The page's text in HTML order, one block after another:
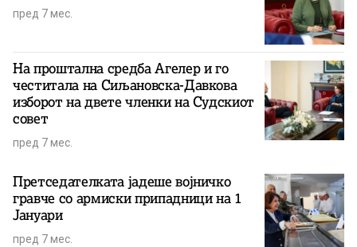
пред 7 мес.
На проштална средба Агелер и го
честитала на Сиљановска-Давкова
изборот на двете членки на Судскиот
совет
пред 7 мес.
Претседателката јадеше војничко
гравче со армиски припадници на 1
Јануари
пред 7 мес.